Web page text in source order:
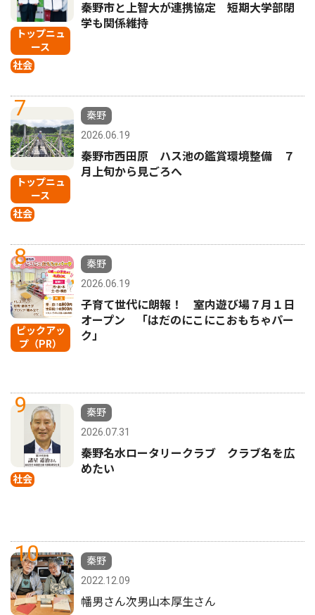
トップニュ
ース
社会
秦野市と上智大が連携協定 短期大学部閉
学も関係維持
7
トップニュ
ース
社会
秦野
2026.06.19
秦野市西田原 ハス池の鑑賞環境整備 ７
月上旬から見ごろへ
8
ピックアッ
プ（PR）
秦野
2026.06.19
子育て世代に朗報！ 室内遊び場７月１日
オープン 「はだのにこにこおもちゃパー
ク」
9
社会
秦野
2026.07.31
秦野名水ロータリークラブ クラブ名を広
めたい
10
秦野
2022.12.09
幡男さん次男山本厚生さん